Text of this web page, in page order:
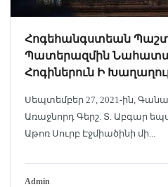
Հոգեհանգստեան
Պատերազմին
Հոգիներուն Ի
Սեպտեմբեր 27, 2021-ին,
Առաջնորդ Գերշ. Տ. Աբգար
Աթոռ Սուրբ Էջմիածինի մի...
Admin